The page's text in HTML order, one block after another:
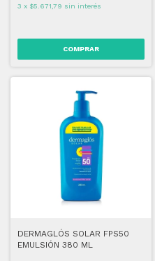
3 x $5.671,79 sin interés
DERMAGLÓS SOLAR FPS50
EMULSIÓN 380 ML